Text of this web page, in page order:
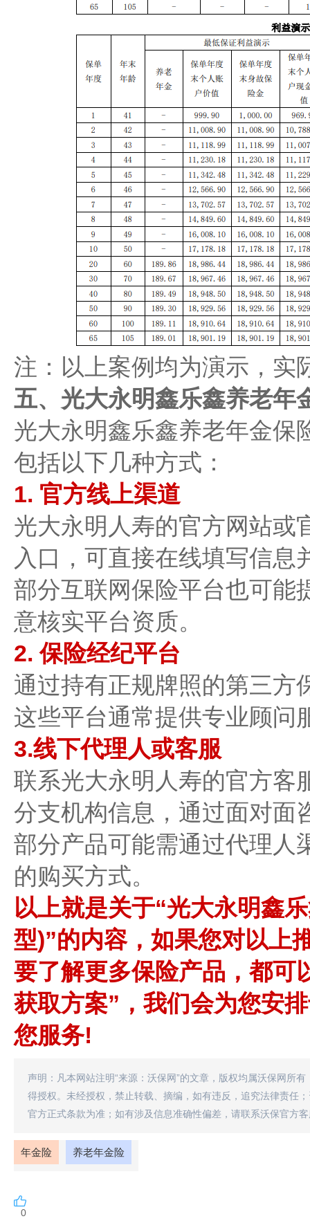
注：以上案例均为演示，实
五、光大永明鑫乐鑫养老年
光大永明鑫乐鑫养老年金保
包括以下几种方式：
1. ​官方线上渠道​
光大永明人寿的官方网站或
入口，可直接在线填写信息
部分互联网保险平台也可能
意核实平台资质。
2. 保险经纪平台​
通过持有正规牌照的第三方
这些平台通常提供专业顾问
3.线下代理人或客服​
联系光大永明人寿的官方客
分支机构信息，通过面对面
部分产品可能需通过代理人
的购买方式。
以上就是关于“光大永明鑫
型)”的内容，如果您对以上
要了解更多保险产品，都可
获取方案”，我们会为您安
您服务!
声明：凡本网站注明“来源：沃保网”的文章，版权均属沃保网所
得授权。未经授权，禁止转载、摘编，如有违反，追究法律责任
官方正式条款为准；如有涉及信息准确性偏差，请联系沃保官方
年金险 养老年金险
0